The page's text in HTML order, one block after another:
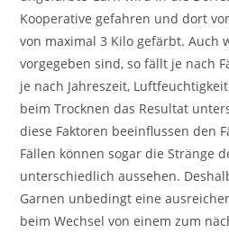
Kooperative gefahren und dort
von maximal 3 Kilo gefärbt. Auch
vorgegeben sind, so fällt je nach
je nach Jahreszeit,
beim Trocknen das Resultat
diese Faktoren beeinflussen den
Fällen können sogar die Stränge
unterschiedlich aussehen.
Garnen unbedingt eine
beim Wechsel von einem zum